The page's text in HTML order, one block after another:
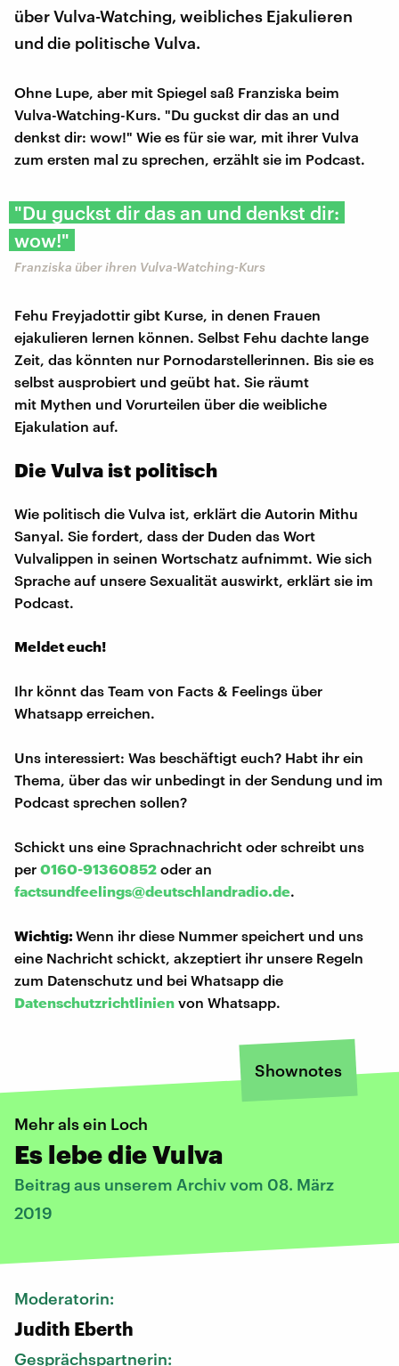
über Vulva-Watching, weibliches Ejakulieren
und die politische Vulva.
Ohne Lupe, aber mit Spiegel saß Franziska beim
Vulva-Watching-Kurs. "Du guckst dir das an und
denkst dir: wow!" Wie es für sie war, mit ihrer Vulva
zum ersten mal zu sprechen, erzählt sie im Podcast.
"Du guckst dir das an und denkst dir:
wow!"
Franziska über ihren Vulva-Watching-Kurs
Fehu Freyjadottir gibt Kurse, in denen Frauen
ejakulieren lernen können. Selbst Fehu dachte lange
Zeit, das könnten nur Pornodarstellerinnen. Bis sie es
selbst ausprobiert und geübt hat. Sie räumt
mit Mythen und Vorurteilen über die weibliche
Ejakulation auf.
Die Vulva ist politisch
Wie politisch die Vulva ist, erklärt die Autorin Mithu
Sanyal. Sie fordert, dass der Duden das Wort
Vulvalippen in seinen Wortschatz aufnimmt. Wie sich
Sprache auf unsere Sexualität auswirkt, erklärt sie im
Podcast.
Meldet euch!
Ihr könnt das Team von Facts & Feelings über
Whatsapp erreichen.
Uns interessiert: Was beschäftigt euch? Habt ihr ein
Thema, über das wir unbedingt in der Sendung und im
Podcast sprechen sollen?
Schickt uns eine Sprachnachricht oder schreibt uns
per 0160-91360852 oder an
factsundfeelings@deutschlandradio.de.
Wichtig:Wenn ihr diese Nummer speichert und uns
eine Nachricht schickt, akzeptiert ihr unsere Regeln
zum Datenschutz und bei Whatsapp die
Datenschutzrichtlinien von Whatsapp.
Shownotes
Mehr als ein Loch
Es lebe die Vulva
Beitrag aus unserem Archiv vom 08. März
2019
Moderatorin:
Judith Eberth
Gesprächspartnerin: